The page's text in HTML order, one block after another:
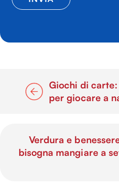
Giochi di
per giocare a
Verdura e
bisogna mangiare a